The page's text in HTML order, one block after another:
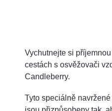
Vychutnejte si
cestách s osvěžovači
Candleberry.
Tyto speciálně